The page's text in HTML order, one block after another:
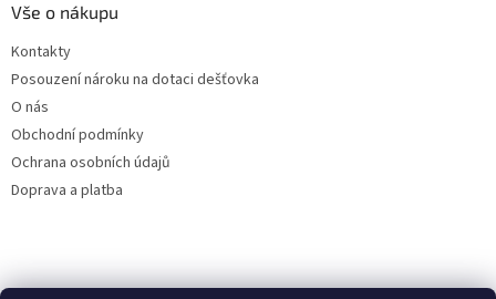
Vše o nákupu
Kontakty
Posouzení nároku na dotaci dešťovka
O nás
Obchodní podmínky
Ochrana osobních údajů
Doprava a platba